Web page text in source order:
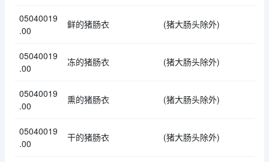
05040019
.00
鲜的猪肠衣 (猪大肠头除外)
05040019
.00
冻的猪肠衣 (猪大肠头除外)
05040019
.00
熏的猪肠衣 (猪大肠头除外)
05040019
.00
干的猪肠衣 (猪大肠头除外)